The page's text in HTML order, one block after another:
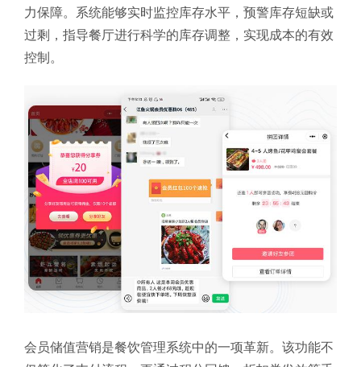
力保障。系统能够实时监控库存水平，预警库存短缺或
过剩，指导餐厅进行科学的库存调整，实现成本的有效
控制。
会员储值营销是餐饮管理系统中的一项革新。该功能不